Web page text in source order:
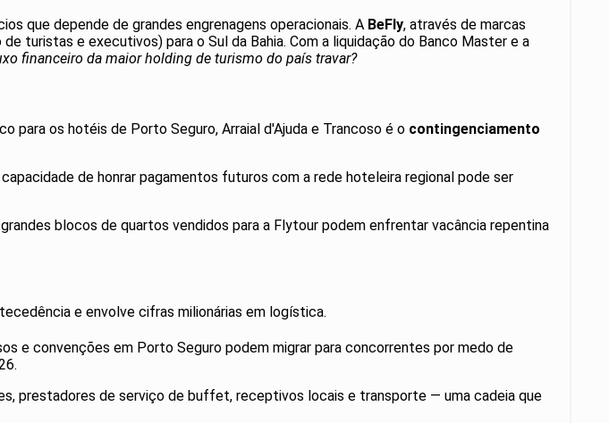
que depende de grandes engrenagens operacionais. A BeFly, através de marcas
turistas e executivos) para o Sul da Bahia. Com a liquidação do Banco Master e a
financeiro da maior holding de turismo do país travar?
para os hotéis de Porto Seguro, Arraial d'Ajuda e Trancoso é o contingenciamento
de honrar pagamentos futuros com a rede hoteleira regional pode ser
blocos de quartos vendidos para a Flytour podem enfrentar vacância repentina
e envolve cifras milionárias em logística.
e convenções em Porto Seguro podem migrar para concorrentes por medo de
prestadores de serviço de buffet, receptivos locais e transporte — uma cadeia que